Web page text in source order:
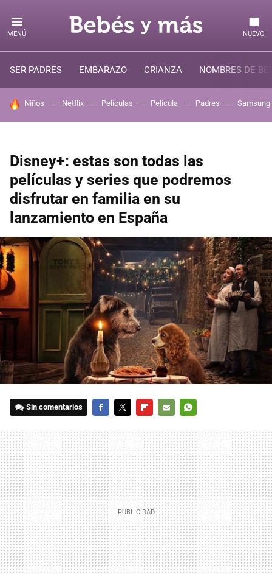
MENÚ NUEVO
SER PADRES EMBARAZO CRIANZA NOMBRES DE
HOY SE HABLA DE
Niños Netflix Películas Película Padres Samsung
Disney+: estas son todas las
películas y series que podremos
disfrutar en familia en su
lanzamiento en España
Sin comentarios
MAIL